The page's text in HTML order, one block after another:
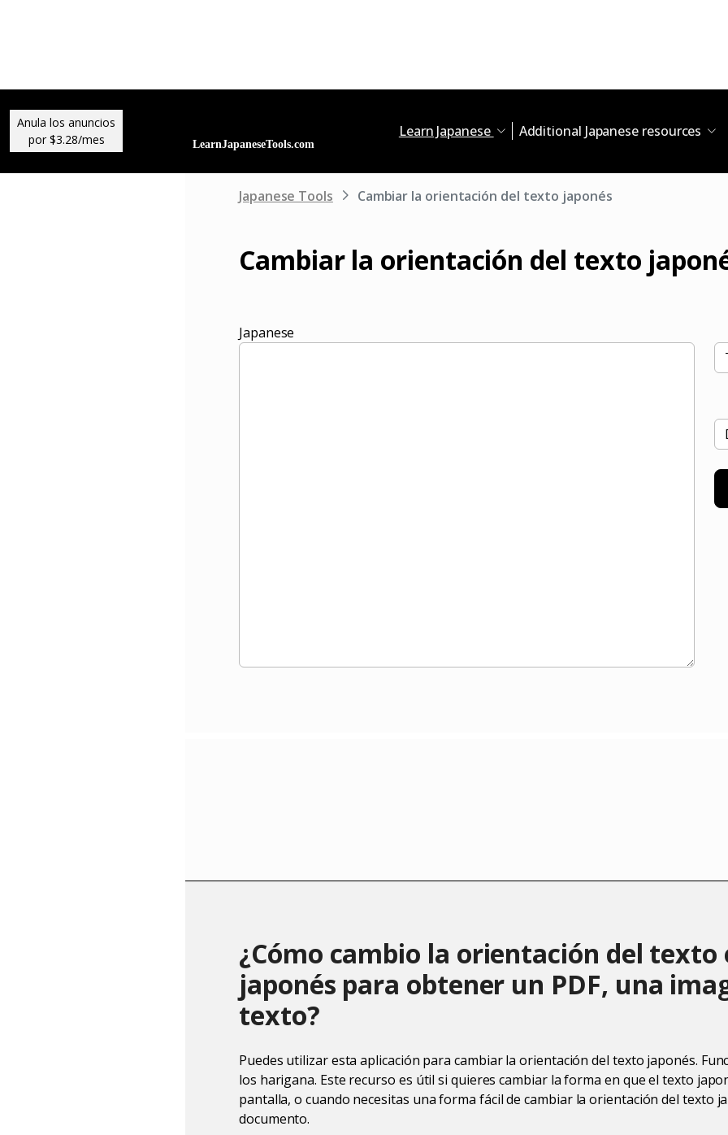
Anula los anuncios
por $3.28/mes
Learn Japanese Additional Japanese resources
Japanese Tools Cambiar la orientación del texto japonés
Cambiar la orientación del texto
Japanese
¿Cómo cambio la orientación del texto
japonés para obtener un PDF, una
texto?
Puedes utilizar esta aplicación para cambiar la orientación del texto japonés.
los harigana. Este recurso es útil si quieres cambiar la forma en que el texto
pantalla, o cuando necesitas una forma fácil de cambiar la orientación del texto
documento.